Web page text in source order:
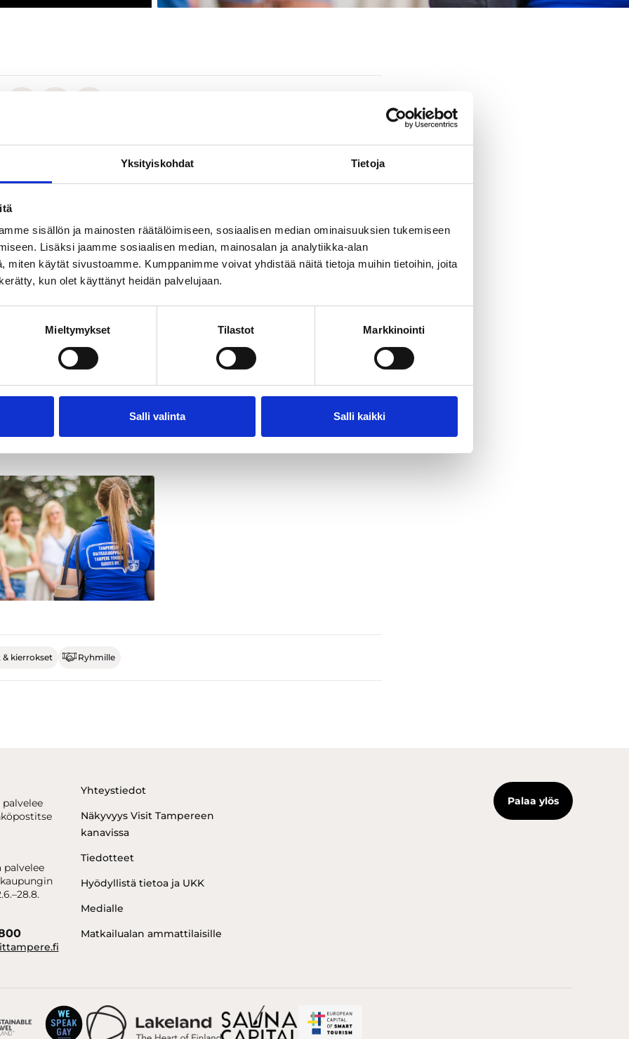
Yksityiskohdat Tietoja
sisällön ja mainosten räätälöimiseen, sosiaalisen median ominaisuuksien tukemiseen
Lisäksi jaamme sosiaalisen median, mainosalan ja analytiikka-alan
miten käytät sivustoamme. Kumppanimme voivat yhdistää näitä tietoja muihin tietoihin, joita
kun olet käyttänyt heidän palvelujaan.
Mieltymykset Tilastot Markkinointi
Salli valinta Salli kaikki
Hämeenpuisto päästä päähän
ja kulttuuriin. Kävelykierroksella näemme muun
luomuksia, kuten pääkirjasto Metson, Aleksanterin
Lönnin koulun sekä runsaasti kaupungin historian vaiheita
Lisäksi perehdymme Tampereen tarinaan aina
ja sisällissodasta ratikka-aikaan asti. Kierros alkaa Eteläpuistosta
Tampereella varataan Magni Mundi Oy:ltä sähköpostitse
tai puhelimitse puh. 010 5797 943.
varauspyynnössä seuraavat tiedot: ryhmän nimi ja
varaajan yhteystiedot, toivomasi kierroksen nimi ja kesto,
(päivämäärä ja kellonaika), opastuskieli, mahdolliset toiveet
tai ryhmään liittyen.
& kierrokset Ryhmille
Yhteystiedot
Näkyvyys Visit Tampereen
kanavissa
Tiedotteet
Hyödyllistä tietoa ja UKK
Medialle
Matkailualan ammattilaisille
Palaa ylös